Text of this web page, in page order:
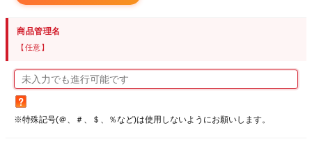
商品管理名
【任意】
※特殊記号(＠、＃、＄、％など)は使用しないようにお願いします。